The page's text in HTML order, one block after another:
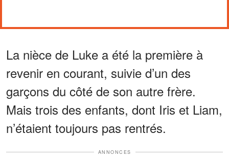
La nièce de Luke a été la première à
revenir en courant, suivie d’un des
garçons du côté de son autre frère.
Mais trois des enfants, dont Iris et Liam,
n’étaient toujours pas rentrés.
ANNONCES